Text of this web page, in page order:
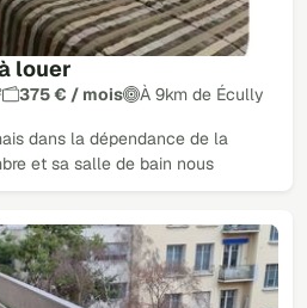
louer
375 € / mois À 9km de Écully
dans la dépendance de la
et sa salle de bain nous